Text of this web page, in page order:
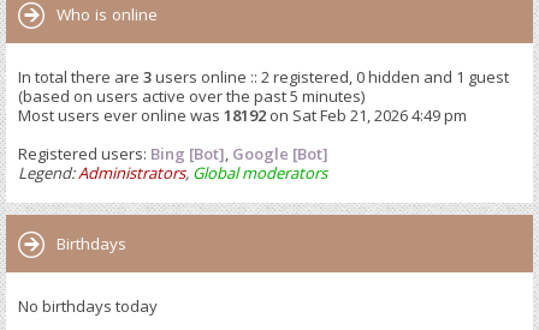
e
t
p
s
t
e
l
a
t
e
t
Who is online
In total there are 3users online :: 2 registered, 0 hidden and 1 guest
(based on users active over the past 5 minutes)
Most users ever online was 18192 on Sat Feb 21, 2026 4:49 pm
Registered users: Bing [Bot], Google [Bot]
Legend:Administrators, Global moderators
Birthdays
No birthdays today